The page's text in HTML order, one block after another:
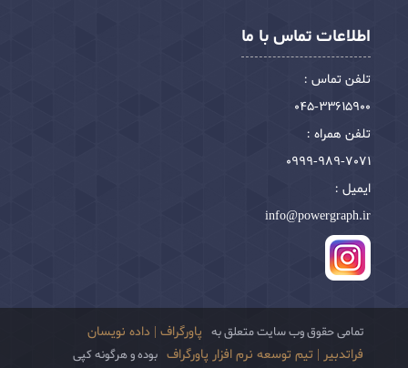
اطلاعات تماس با ما
تلفن تماس :
045-33615900
تلفن همراه :
0999-989-7071
ایمیل :
info@powergraph.ir
تمامی حقوق وب سایت متعلق به پاورگراف | داده نویسان
فراتدبیر | تیم توسعه نرم افزار پاورگراف بوده و هرگونه کپی